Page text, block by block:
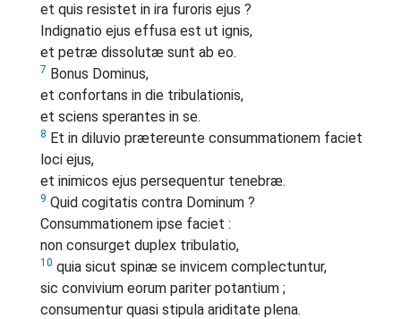
et quis resistet in ira furoris ejus ?
Indignatio ejus effusa est ut ignis,
et petræ dissolutæ sunt ab eo.
7 Bonus Dominus,
et confortans in die tribulationis,
et sciens sperantes in se.
8 Et in diluvio prætereunte consummationem faciet
loci ejus,
et inimicos ejus persequentur tenebræ.
9 Quid cogitatis contra Dominum ?
Consummationem ipse faciet :
non consurget duplex tribulatio,
10 quia sicut spinæ se invicem complectuntur,
sic convivium eorum pariter potantium ;
consumentur quasi stipula ariditate plena.